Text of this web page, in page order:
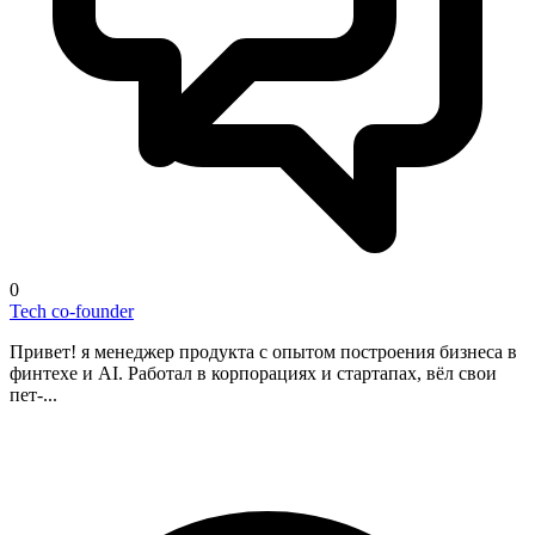
0
Tech co-founder
Привет! я менеджер продукта с опытом построения бизнеса в
финтехе и AI. Работал в корпорациях и стартапах, вёл свои
пет-...